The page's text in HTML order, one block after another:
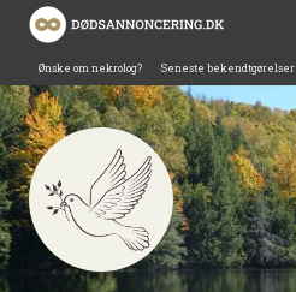
Ønske om nekrolog? Seneste bekendtgørelser